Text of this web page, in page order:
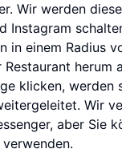
Wir werden
Instagram
in einem Radius
Restaurant herum
klicken, werden
Wir
aber Sie